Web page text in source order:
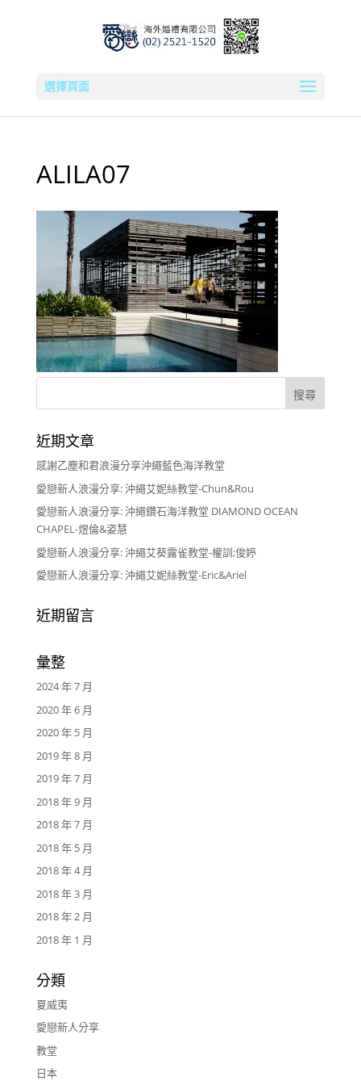
選擇頁面
ALILA07
近期文章
感謝乙塵和君浪漫分享沖繩藍色海洋教堂
愛戀新人浪漫分享: 沖繩艾妮絲教堂-Chun&Rou
愛戀新人浪漫分享: 沖繩鑽石海洋教堂 DIAMOND OCEAN
CHAPEL-煜倫&姿慧
愛戀新人浪漫分享: 沖繩艾葵露雀教堂-權訓;俊婷
愛戀新人浪漫分享: 沖繩艾妮絲教堂-Eric&Ariel
近期留言
彙整
2024 年 7 月
2020 年 6 月
2020 年 5 月
2019 年 8 月
2019 年 7 月
2018 年 9 月
2018 年 7 月
2018 年 5 月
2018 年 4 月
2018 年 3 月
2018 年 2 月
2018 年 1 月
分類
夏威夷
愛戀新人分享
教堂
日本